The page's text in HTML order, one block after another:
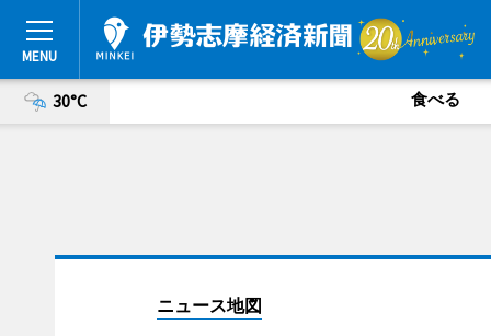
30°C 食べる
ニュース地図